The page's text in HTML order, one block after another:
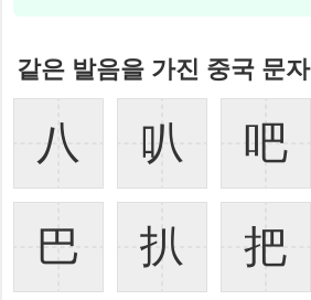
같은 발음을 가진 중국 문자
八 叭 吧
巴 扒 把